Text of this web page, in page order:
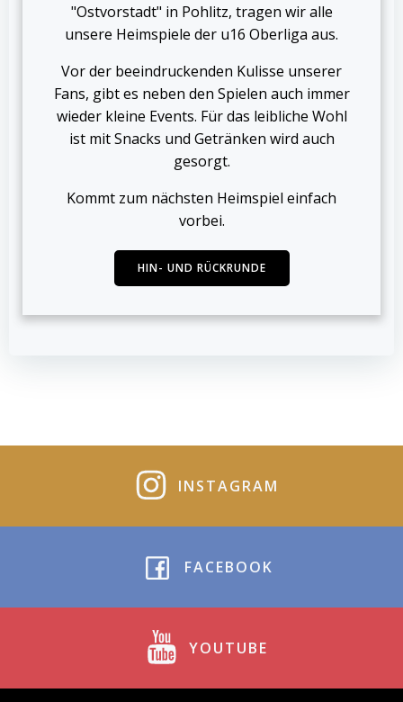
"Ostvorstadt" in Pohlitz, tragen wir alle
unsere Heimspiele der u16 Oberliga aus.
Vor der beeindruckenden Kulisse unserer
Fans, gibt es neben den Spielen auch immer
wieder kleine Events. Für das leibliche Wohl
ist mit Snacks und Getränken wird auch
gesorgt.
Kommt zum nächsten Heimspiel einfach
vorbei.
HIN- UND RÜCKRUNDE
INSTAGRAM
FACEBOOK
YOUTUBE